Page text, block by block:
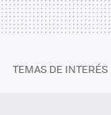
TEMAS DE INTERÉS